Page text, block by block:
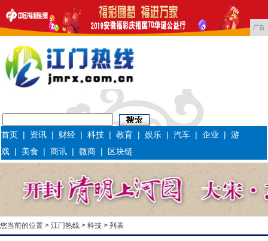
广告
首页 | 资讯 | 财经 |科技 |教育 |娱乐 |汽车 |企业 |游
戏 | 美食 |商讯 |微商 | 区块链
您当前的位置 > 江门热线 > 科技 > 列表